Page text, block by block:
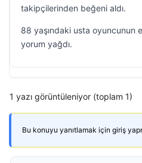
takipçilerinden beğeni aldı.
88 yaşındaki usta oyuncunun
yorum yağdı.
1 yazı görüntüleniyor (toplam 1)
Bu konuyu yanıtlamak için giriş